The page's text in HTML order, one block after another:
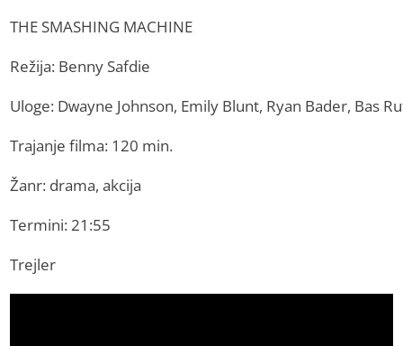
THE SMASHING MACHINE
Režija: Benny Safdie
Uloge: Dwayne Johnson, Emily Blunt, Ryan Bader, Bas
Trajanje filma: 120 min.
Žanr: drama, akcija
Termini: 21:55
Trejler